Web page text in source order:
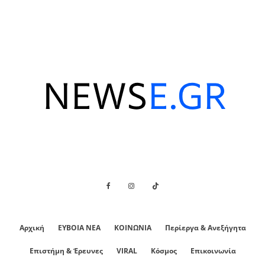
Αρχική ΕΥΒΟΙΑ ΝΕΑ ΚΟΙΝΩΝΙΑ Περίεργα & Ανεξήγητα
Επιστήμη & Έρευνες VIRAL Κόσμος Επικοινωνία